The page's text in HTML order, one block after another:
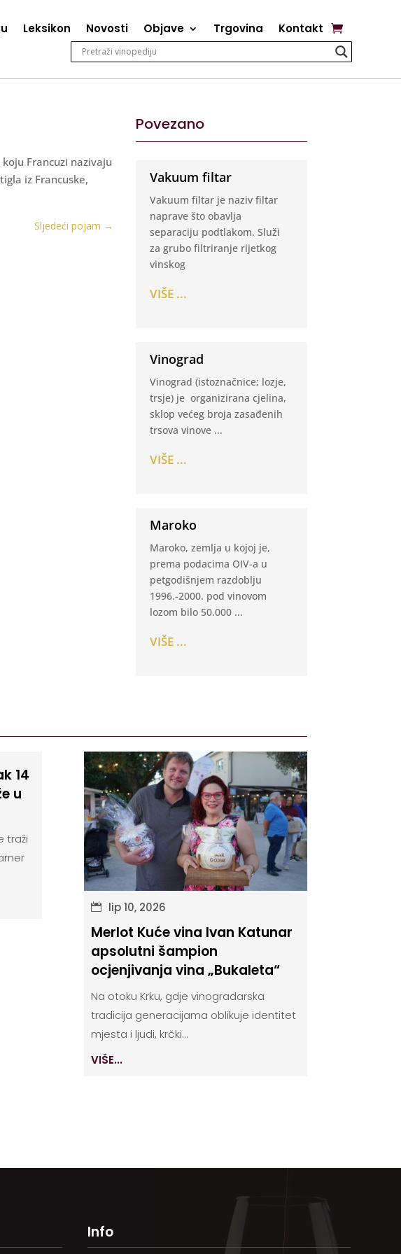
Leksikon Novosti Objave Trgovina Kontakt
Francuzi nazivaju
iz Francuske,
Sljedeći pojam →
Povezano
Vakuum filtar
Vakuum filtar je naziv filtar
naprave što obavlja
separaciju podtlakom. Služi
za grubo filtriranje rijetkog
vinskog
VIŠE ...
Vinograd
Vinograd (istoznačnice; lozje,
trsje) je organizirana cjelina,
sklop većeg broja zasađenih
trsova vinove ...
VIŠE ...
Maroko
Maroko, zemlja u kojoj je,
prema podacima OIV-a u
petgodišnjem razdoblju
1996.-2000. pod vinovom
lozom bilo 50.000 ...
VIŠE ...
14
u
traži
lip 10, 2026
Merlot Kuće vina Ivan Katunar
apsolutni šampion
ocjenjivanja vina „Bukaleta“
Na otoku Krku, gdje vinogradarska
tradicija generacijama oblikuje identitet
mjesta i ljudi, krčki...
VIŠE...
Info